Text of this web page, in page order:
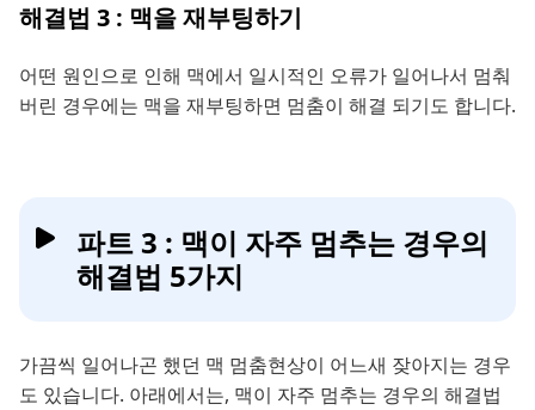
해결법 3 : 맥을 재부팅하기
어떤 원인으로 인해 맥에서 일시적인 오류가 일어나서 멈춰
버린 경우에는 맥을 재부팅하면 멈춤이 해결 되기도 합니다.
파트 3 : 맥이 자주 멈추는 경우의
해결법 5가지
가끔씩 일어나곤 했던 맥 멈춤현상이 어느새 잦아지는 경우
도 있습니다. 아래에서는, 맥이 자주 멈추는 경우의 해결법